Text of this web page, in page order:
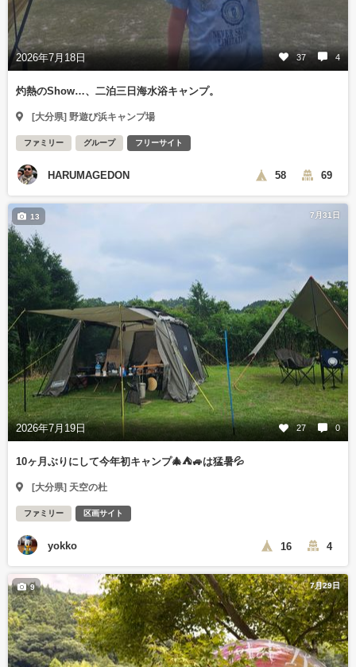
2026年7月18日 37 4
灼熱のShow…、二泊三日海水浴キャンプ。
[大分県] 野遊び浜キャンプ場
ファミリー グループ フリーサイト
HARUMAGEDON 58 69
7月31日
2026年7月19日 27 0
13
10ヶ月ぶりにして今年初キャンプ🎄⛺🚙は猛暑💦
[大分県] 天空の杜
ファミリー 区画サイト
yokko 16 4
7月29日
9